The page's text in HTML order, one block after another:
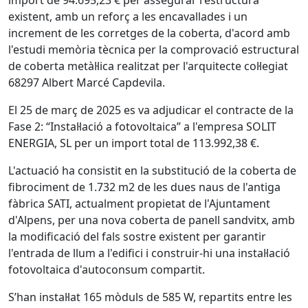
existent, amb un reforç a les encavallades i un
increment de les corretges de la coberta, d'acord amb
l'estudi memòria tècnica per la comprovació estructural
de coberta metàl·lica realitzat per l'arquitecte col·legiat
68297 Albert Marcé Capdevila.
El 25 de març de 2025 es va adjudicar el contracte de la
Fase 2: “Instal·lació a fotovoltaica” a l'empresa SOLIT
ENERGIA, SL per un import total de 113.992,38 €.
L'actuació ha consistit en la substitució de la coberta de
fibrociment de 1.732 m2 de les dues naus de l'antiga
fàbrica SATI, actualment propietat de l'Ajuntament
d'Alpens, per una nova coberta de panell sandvitx, amb
la modificació del fals sostre existent per garantir
l'entrada de llum a l'edifici i construir-hi una instal·lació
fotovoltaica d'autoconsum compartit.
S’han instal·lat 165 mòduls de 585 W, repartits entre les